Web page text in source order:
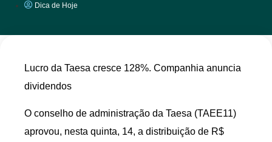
Dica de Hoje
Lucro da Taesa cresce 128%. Companhia anuncia
dividendos
O conselho de administração da Taesa (TAEE11)
aprovou, nesta quinta, 14, a distribuição de R$